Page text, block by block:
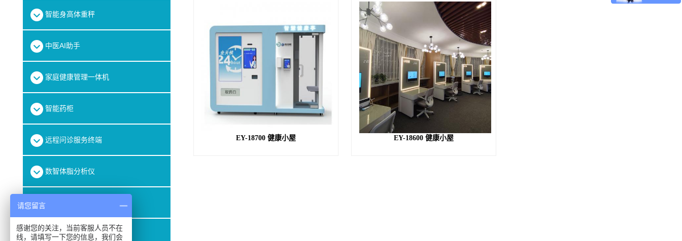
智能身高体重秤
中医AI助手
家庭健康管理一体机
智能药柜
远程问诊服务终端
数智体脂分析仪
腕式电子血压计
公卫数据采集系统
EY-18700 健康小屋 EY-18600 健康小屋
请您留言
感谢您的关注，当前客服人员不在
线，请填写一下您的信息，我们会